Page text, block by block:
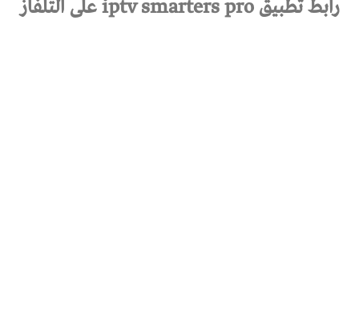
رابط تطبيق iptv smarters pro على التلفاز